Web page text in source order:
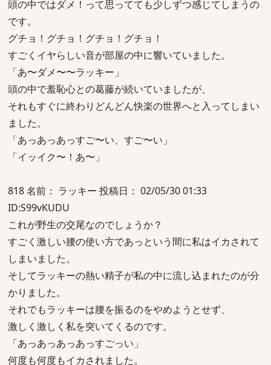
頭の中ではダメ！って思ってても少しずつ感じてしまうの
です。
グチョ！グチョ！グチョ！グチョ！
すごくイヤらしい音が部屋の中に響いていました。
「あ〜ダメ〜〜ラッキー」
頭の中で羞恥心との葛藤が続いていましたが、
それもすぐに終わりどんどん快楽の世界へと入ってしまい
ました。
「あっあっあっすご〜い、すご〜い」
「イッイク〜！あ〜」
818 名前： ラッキー 投稿日： 02/05/30 01:33
ID:S99vKUDU
これが野生の交尾なのでしょうか？
すごく激しい腰の使い方であっという間に私はイカされて
しまいました。
そしてラッキーの熱い精子が私の中に流し込まれたのが分
かりました。
それでもラッキーは腰を振るのをやめようとせず、
激しく激しく私を突いてくるのです。
「あっあっあっあっすごっい」
何度も何度もイカされました。